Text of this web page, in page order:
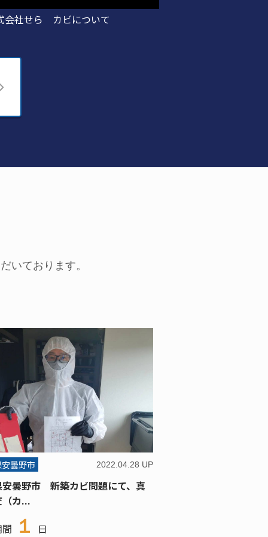
社せら カビについて
いております。
曇野市 2022.04.28 UP
安曇野市 新築カビ問題にて、真
カ...
１ 日